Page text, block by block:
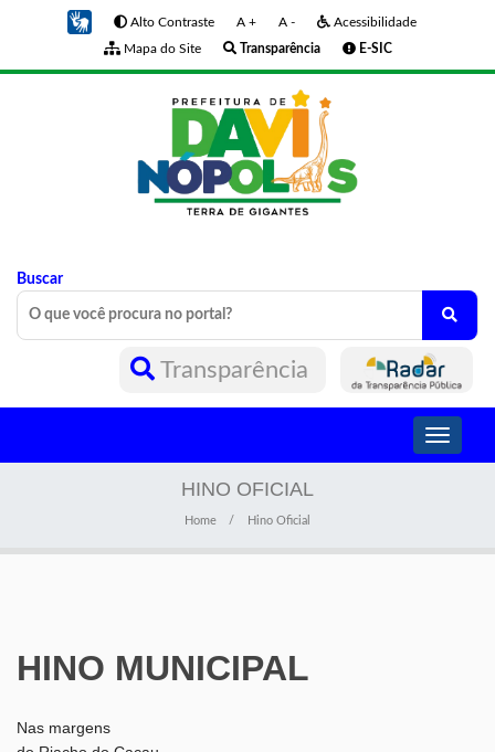
Alto Contraste A + A -
Acessibilidade
Mapa do Site
Transparência E-SIC
Buscar
Transparência
Toggle
HINO OFICIAL
Home Hino Oficial
HINO MUNICIPAL
Nas margens